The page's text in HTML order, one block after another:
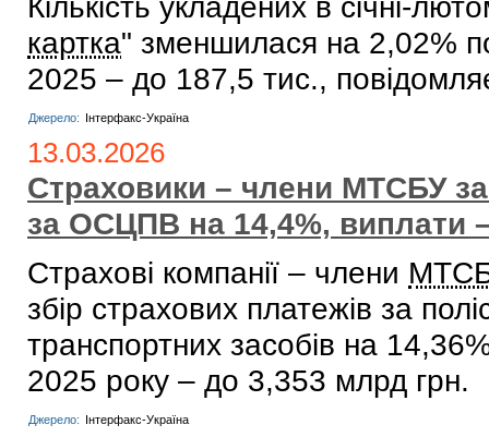
картка" зменшилася на 2,02%
2025 – до 187,5 тис.,
Джерело: Інтерфакс-Україна
13.03.2026
Страховики – члени МТСБУ за
за ОСЦПВ на 14,4%, виплати
Страхові компанії – члени
збір страхових платежів за
транспортних засобів на
2025 року – до 3,353 млрд грн.
Джерело: Інтерфакс-Україна